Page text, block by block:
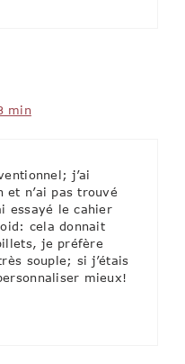
min
j’ai
et n’ai pas trouvé
essayé le cahier
cela donnait
je préfère
souple; si j’étais
mieux!